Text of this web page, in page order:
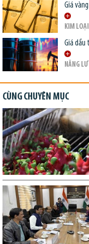
Giá
KIM LOẠI
Giá dầu
NĂNG
CÙNG CHUYÊN MỤC